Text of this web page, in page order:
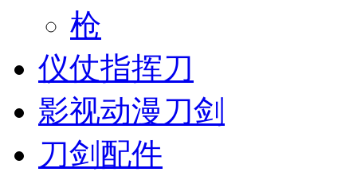
枪
仪仗指挥刀
影视动漫刀剑
刀剑配件